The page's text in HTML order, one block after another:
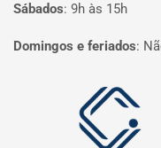
Sábados: 9h às 15h
Domingos e feriados:
Página inicial